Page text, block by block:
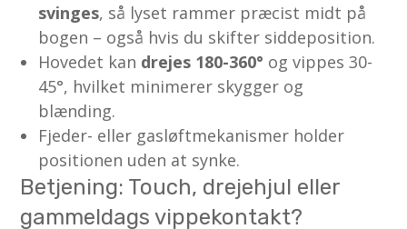
svinges, så lyset rammer præcist midt på
bogen – også hvis du skifter siddeposition.
Hovedet kan drejes 180-360° og vippes 30-
45°, hvilket minimerer skygger og
blænding.
Fjeder- eller gasløftmekanismer holder
positionen uden at synke.
Betjening: Touch, drejehjul eller
gammeldags vippekontakt?